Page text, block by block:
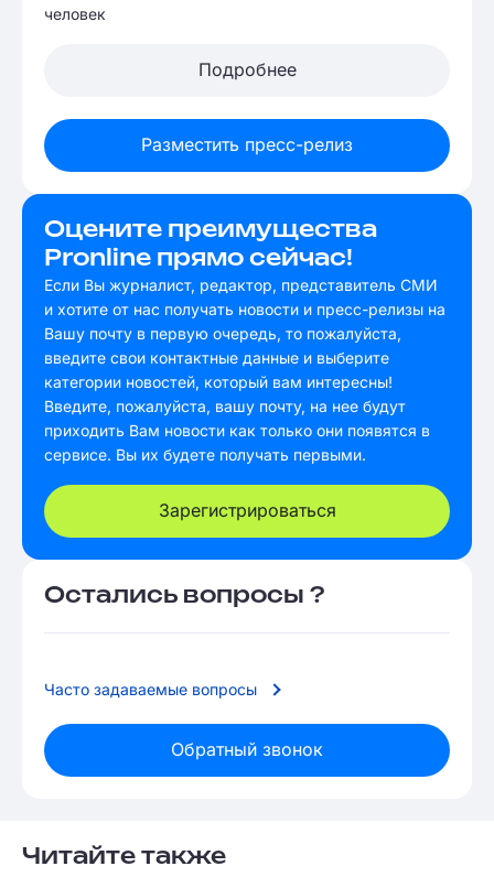
человек
Подробнее
Разместить пресс-релиз
Оцените преимущества
Pronline прямо сейчас!
Если Вы журналист, редактор, представитель СМИ
и хотите от нас получать новости и пресс-релизы на
Вашу почту в первую очередь, то пожалуйста,
введите свои контактные данные и выберите
категории новостей, который вам интересны!
Введите, пожалуйста, вашу почту, на нее будут
приходить Вам новости как только они появятся в
сервисе. Вы их будете получать первыми.
Зарегистрироваться
Остались вопросы ?
Часто задаваемые вопросы
Обратный звонок
Читайте также